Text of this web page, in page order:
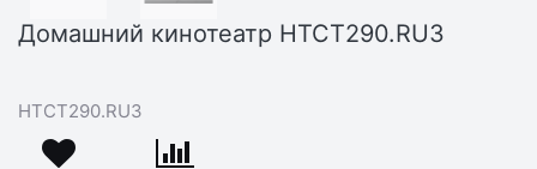
Домашний кинотеатр HTCT290.RU3
HTCT290.RU3